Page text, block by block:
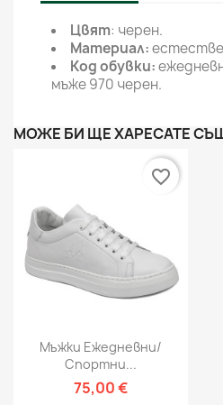
Цвят: черен.
Материал:
Код обувки:
мъже 970 черен.
МОЖЕ БИ ЩЕ ХАРЕСАТЕ
Мъжки Ежедневни/
Спортни...
75,00 €
favorite_border